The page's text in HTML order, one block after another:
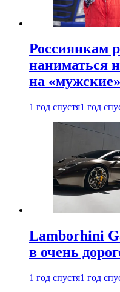
Россиянкам
наниматься
на
1 год спустя1 год
Lamborhini
в очень
1 год спустя1 год